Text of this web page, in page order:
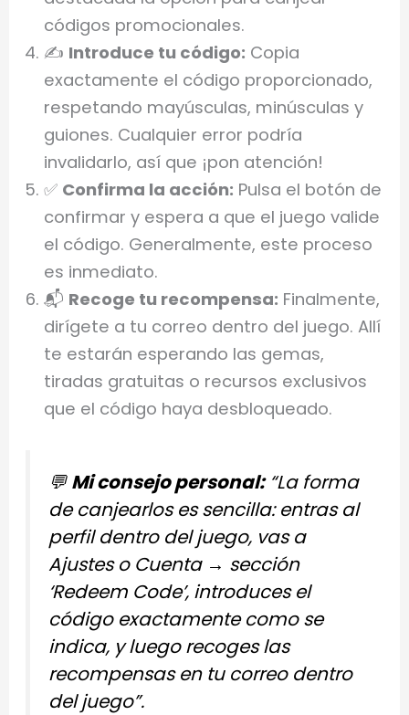
códigos promocionales.
✍️ Introduce tu código: Copia
exactamente el código proporcionado,
respetando mayúsculas, minúsculas y
guiones. Cualquier error podría
invalidarlo, así que ¡pon atención!
✅ Confirma la acción: Pulsa el botón de
confirmar y espera a que el juego valide
el código. Generalmente, este proceso
es inmediato.
📬 Recoge tu recompensa: Finalmente,
dirígete a tu correo dentro del juego. Allí
te estarán esperando las gemas,
tiradas gratuitas o recursos exclusivos
que el código haya desbloqueado.
💬Mi consejo personal:“La forma
de canjearlos es sencilla: entras al
perfil dentro del juego, vas a
Ajustes o Cuenta → sección
‘Redeem Code’, introduces el
código exactamente como se
indica, y luego recoges las
recompensas en tu correo dentro
del juego”.